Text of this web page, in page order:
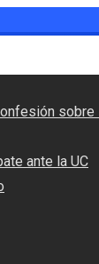
sobre
ante la UC